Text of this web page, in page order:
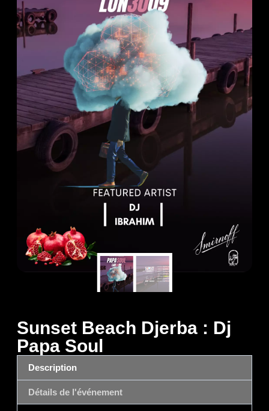
Sunset Beach Djerba : Dj
Papa Soul
Description
Détails de l'événement